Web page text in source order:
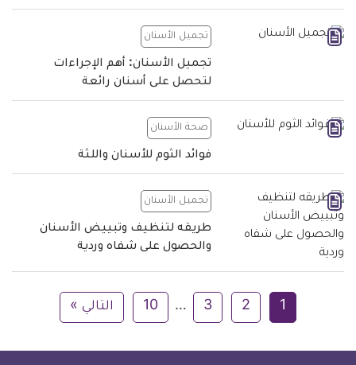
تجميل الأسنان
تجميل الأسنان: أهم الإجراءات
لتحصل على أسنان رائعة
صحة الأسنان
فوائد الثوم للأسنان واللثة
تجميل الأسنان
طريقه لتنظيف وتبييض الأسنان
والحصول على شفاه وردية
1
2
3
…
10 التالي »